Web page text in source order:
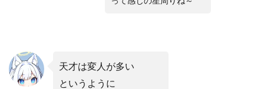
天才は変人が多い
というように